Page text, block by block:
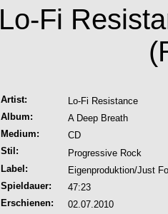
Lo-Fi
Artist:
Lo-Fi Resistance
Album:
A Deep Breath
Medium:
CD
Stil:
Progressive Rock
Label:
Eigenproduktion/Just
Spieldauer:
47:23
Erschienen:
02.07.2010